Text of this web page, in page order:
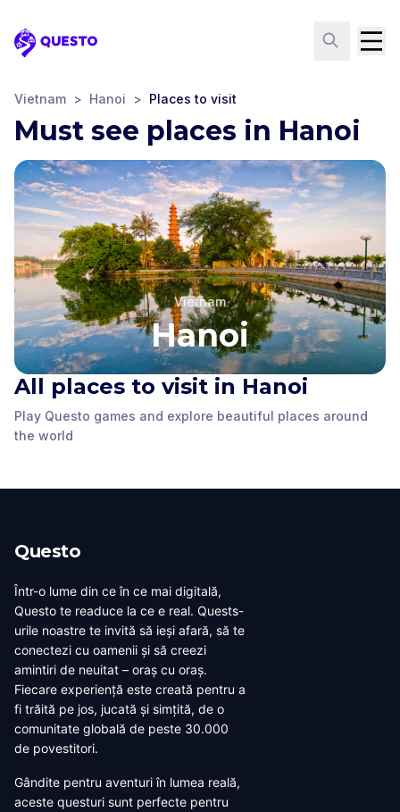
Questo
Vietnam > Hanoi > Places to visit
Must see places in Hanoi
Vietnam
Hanoi
All places to visit in Hanoi
Play Questo games and explore beautiful places around
the world
Chưởng
Hanoi,
- Nhà Thờ
Hội An Central Park
Heritage Temple
Questo
Într-o lume din ce în ce mai digitală,
Questo te readuce la ce e real. Quests-
urile noastre te invită să ieși afară, să te
conectezi cu oamenii și să creezi
amintiri de neuitat – oraș cu oraș.
Fiecare experiență este creată pentru a
fi trăită pe jos, jucată și simțită, de o
comunitate globală de peste 30.000
de povestitori.
Gândite pentru aventuri în lumea reală,
aceste questuri sunt perfecte pentru